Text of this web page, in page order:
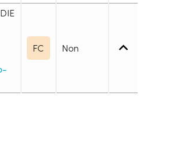
FC Non
unités de mesure sont